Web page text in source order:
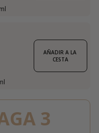
AÑADIR A LA
CESTA
3